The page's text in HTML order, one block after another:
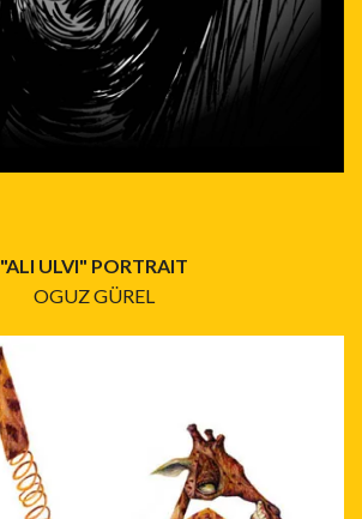
"ALI ULVI" PORTRAIT
OGUZ GÜREL